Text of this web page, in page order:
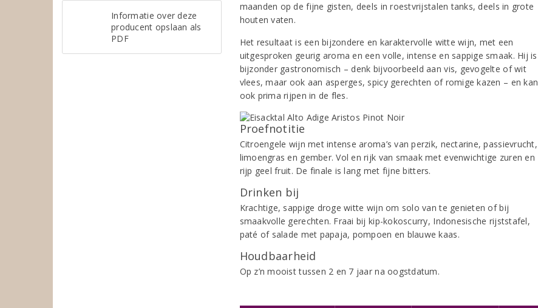
Informatie over deze
producent opslaan als
PDF
maanden op de fijne gisten, deels in roestvrijstalen tanks, deels in grote
houten vaten.
Het resultaat is een bijzondere en karaktervolle witte wijn, met een
uitgesproken geurig aroma en een volle, intense en sappige smaak. Hij is
bijzonder gastronomisch – denk bijvoorbeeld aan vis, gevogelte of wit
vlees, maar ook aan asperges, spicy gerechten of romige kazen – en kan
ook prima rijpen in de fles.
Proefnotitie
Citroengele wijn met intense aroma’s van perzik, nectarine, passievrucht,
limoengras en gember. Vol en rijk van smaak met evenwichtige zuren en
rijp geel fruit. De finale is lang met fijne bitters.
Drinken bij
Krachtige, sappige droge witte wijn om solo van te genieten of bij
smaakvolle gerechten. Fraai bij kip-kokoscurry, Indonesische rijststafel,
paté of salade met papaja, pompoen en blauwe kaas.
Houdbaarheid
Op z’n mooist tussen 2 en 7 jaar na oogstdatum.